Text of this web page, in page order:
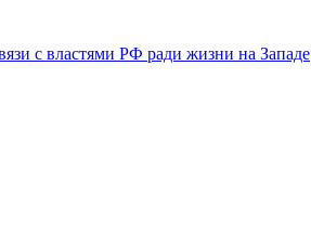
с властями РФ ради жизни на Западе